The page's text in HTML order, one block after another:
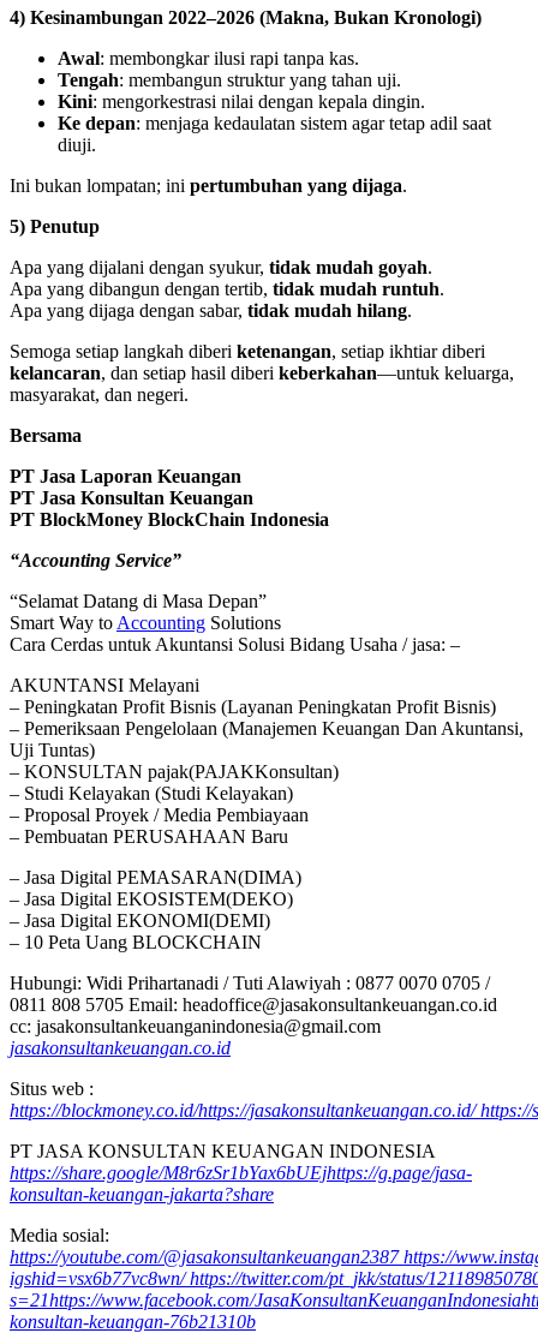
4) Kesinambungan 2022–2026 (Makna, Bukan Kronologi)
Awal: membongkar ilusi rapi tanpa kas.
Tengah: membangun struktur yang tahan uji.
Kini: mengorkestrasi nilai dengan kepala dingin.
Ke depan: menjaga kedaulatan sistem agar tetap adil saat
diuji.
Ini bukan lompatan; ini pertumbuhan yang dijaga.
5) Penutup
Apa yang dijalani dengan syukur, tidak mudah goyah.
Apa yang dibangun dengan tertib, tidak mudah runtuh.
Apa yang dijaga dengan sabar, tidak mudah hilang.
Semoga setiap langkah diberi ketenangan, setiap ikhtiar diberi
kelancaran, dan setiap hasil diberi keberkahan—untuk keluarga,
masyarakat, dan negeri.
Bersama
PT Jasa Laporan Keuangan
PT Jasa Konsultan Keuangan
PT BlockMoney BlockChain Indonesia
“Accounting Service”
“Selamat Datang di Masa Depan”
Smart Way to Accounting Solutions
Cara Cerdas untuk Akuntansi Solusi Bidang Usaha / jasa: –
AKUNTANSI Melayani
– Peningkatan Profit Bisnis (Layanan Peningkatan Profit Bisnis)
– Pemeriksaan Pengelolaan (Manajemen Keuangan Dan Akuntansi,
Uji Tuntas)
– KONSULTAN pajak(PAJAKKonsultan)
– Studi Kelayakan (Studi Kelayakan)
– Proposal Proyek / Media Pembiayaan
– Pembuatan PERUSAHAAN Baru
– Jasa Digital PEMASARAN(DIMA)
– Jasa Digital EKOSISTEM(DEKO)
– Jasa Digital EKONOMI(DEMI)
– 10 Peta Uang BLOCKCHAIN
Hubungi: Widi Prihartanadi / Tuti Alawiyah : 0877 0070 0705 /
0811 808 5705 Email: headoffice@jasakonsultankeuangan.co.id
cc: jasakonsultankeuanganindonesia@gmail.com
jasakonsultankeuangan.co.id
Situs web :
https://blockmoney.co.id/https://jasakonsultankeuangan.co.id/https://
PT JASA KONSULTAN KEUANGAN INDONESIA
https://share.google/M8r6zSr1bYax6bUEjhttps://g.page/jasa-
konsultan-keuangan-jakarta?share
Media sosial:
https://youtube.com/@jasakonsultankeuangan2387https://
igshid=vsx6b77vc8wn/https://twitter.com/pt_jkk/status/
s=21https://www.facebook.com/JasaKonsultanKeuanganIndonesia
konsultan-keuangan-76b21310b